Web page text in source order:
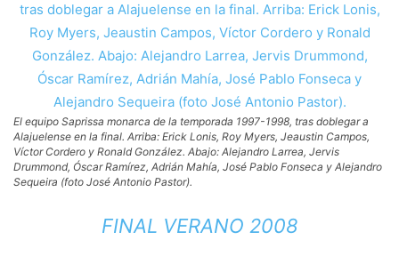
El equipo Saprissa monarca de la temporada 1997-1998, tras doblegar a
Alajuelense en la final. Arriba: Erick Lonis, Roy Myers, Jeaustin Campos,
Víctor Cordero y Ronald González. Abajo: Alejandro Larrea, Jervis
Drummond, Óscar Ramírez, Adrián Mahía, José Pablo Fonseca y Alejandro
Sequeira (foto José Antonio Pastor).
FINAL VERANO 2008